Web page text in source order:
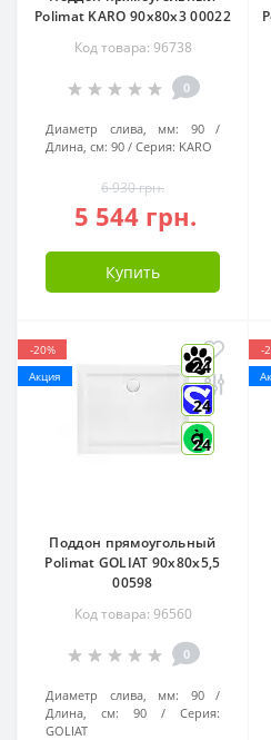
Polimat KARO 90x80x3 00022
Код товара: 96738
0
Диаметр слива, мм:
90
Длина, см: 90 Серия: KARO
6 930 грн.
5 544 грн.
Купить
-20%
Акция
24
24
24
Поддон прямоугольный
Polimat GOLIAT 90x80x5,5
00598
Код товара: 96560
0
Диаметр слива, мм:
90
Длина, см:
90
Серия:
GOLIAT
-